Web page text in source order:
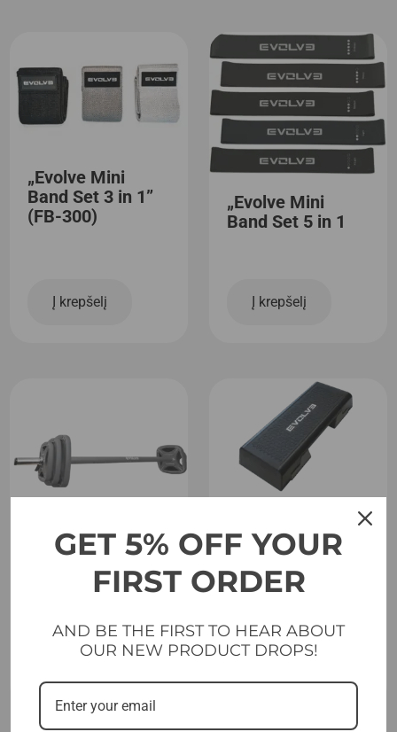
„Evolve Mini
Band Set 3 in 1”
(FB-300)
Į krepšelį
„Evolve Mini
Band Set 5 in 1
Į krepšelį
„Evolve Urethane
Studio Pump Set”
Step
GET 5% OFF YOUR
FIRST ORDER
AND BE THE FIRST TO HEAR ABOUT
OUR NEW PRODUCT DROPS!